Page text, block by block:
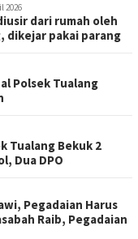
2026
dari rumah oleh
dikejar pakai parang
Polsek Tualang
Tualang Bekuk 2
Dua DPO
Pegadaian Harus
Raib, Pegadaian